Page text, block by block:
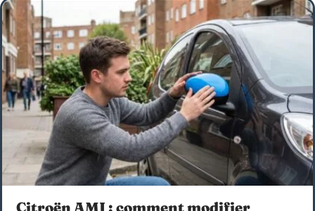
Citroën AMI : comment modifier